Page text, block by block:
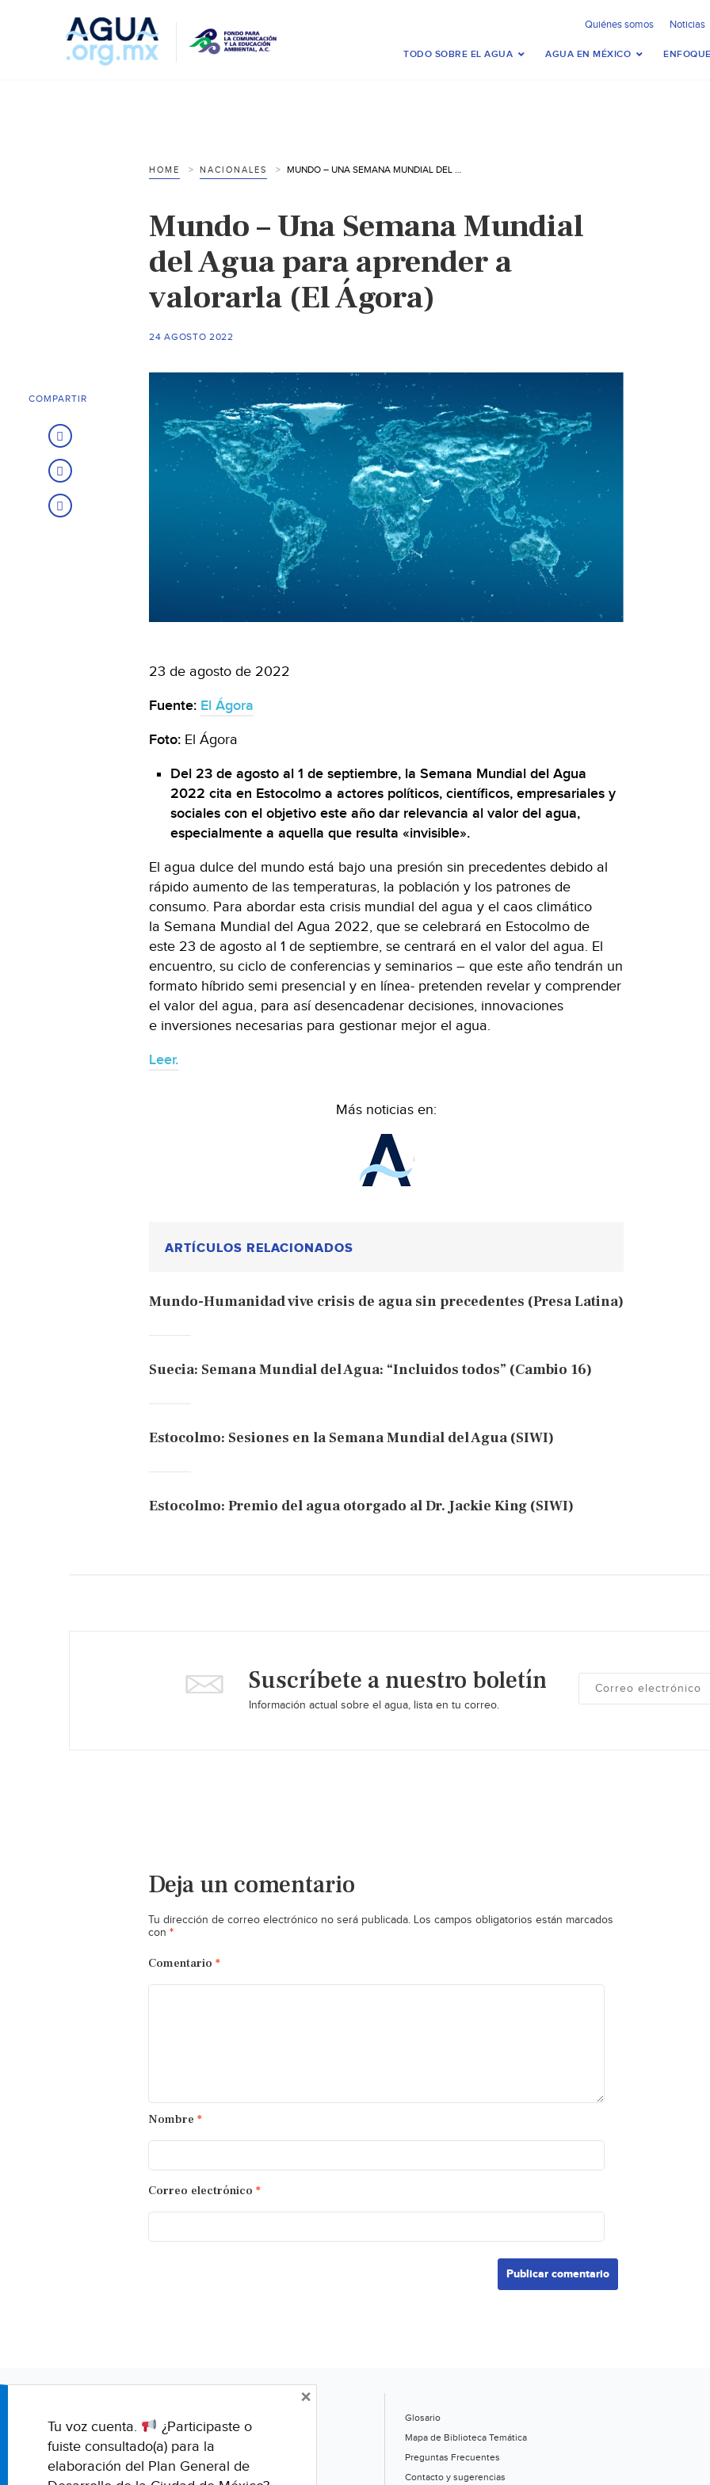
Quiénes somos Noticias
TODO SOBRE EL AGUA AGUA EN MÉXICO
HOME NACIONALES MUNDO – UNA SEMANA MUNDIAL DEL AGUA PARA APRENDER A VALORARLA (EL ÁGORA)
Mundo – Una Semana Mundial
del Agua para aprender a
valorarla (El Ágora)
24 AGOSTO 2022
23 de agosto de 2022
Fuente: El Ágora
Foto: El Ágora
Del 23 de agosto al 1 de septiembre, la Semana Mundial del Agua
2022 cita en Estocolmo a actores políticos, científicos, empresariales y
sociales con el objetivo este año dar relevancia al valor del agua,
especialmente a aquella que resulta «invisible».
El agua dulce del mundo está bajo una presión sin precedentes debido al
rápido aumento de las temperaturas, la población y los patrones de
consumo. Para abordar esta crisis mundial del agua y el caos climático
la Semana Mundial del Agua 2022, que se celebrará en Estocolmo de
este 23 de agosto al 1 de septiembre, se centrará en el valor del agua. El
encuentro, su ciclo de conferencias y seminarios – que este año tendrán un
formato híbrido semi presencial y en línea- pretenden revelar y comprender
el valor del agua, para así desencadenar decisiones, innovaciones
e inversiones necesarias para gestionar mejor el agua.
Leer.
Más noticias en:
ARTÍCULOS RELACIONADOS
Mundo-Humanidad vive crisis de agua sin precedentes (Presa Latina)
Suecia: Semana Mundial del Agua: “Incluidos todos” (Cambio 16)
Estocolmo: Sesiones en la Semana Mundial del Agua (SIWI)
Estocolmo: Premio del agua otorgado al Dr. Jackie King (SIWI)
COMPARTIR
Suscríbete a nuestro boletín
Información actual sobre el agua, lista en tu correo.
Deja un comentario
Tu dirección de correo electrónico no será publicada. Los campos obligatorios están marcados
con *
Comentario *
Nombre *
Correo electrónico *
Glosario
Mapa de Biblioteca Temática
Preguntas Frecuentes
Contacto y sugerencias
Tu voz cuenta.
¿Participaste o
fuiste consultado(a) para la
elaboración del Plan General de
×